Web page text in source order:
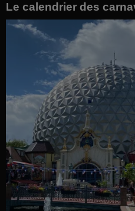
Le calendrier des